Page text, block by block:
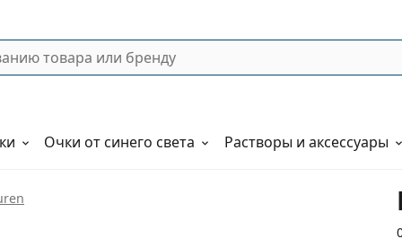
Очки от синего света Растворы и аксессуары